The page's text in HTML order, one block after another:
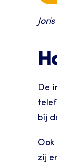
De
bij
Ook
zij